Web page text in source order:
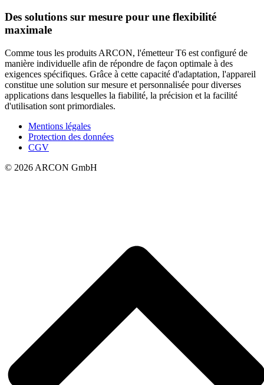
Des solutions sur mesure pour une flexibilité
maximale
Comme tous les produits ARCON, l'émetteur T6 est configuré de
manière individuelle afin de répondre de façon optimale à des
exigences spécifiques. Grâce à cette capacité d'adaptation, l'appareil
constitue une solution sur mesure et personnalisée pour diverses
applications dans lesquelles la fiabilité, la précision et la facilité
d'utilisation sont primordiales.
Mentions légales
Protection des données
CGV
© 2026 ARCON GmbH